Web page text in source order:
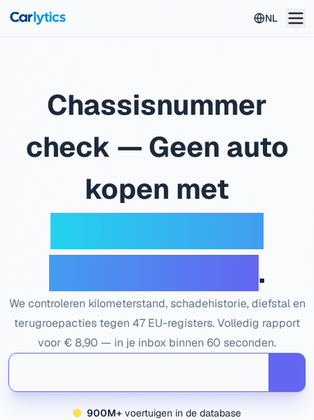
NL
Chassisnummer
check — Geen auto
kopen met
.
We controleren kilometerstand, schadehistorie, diefstal en
terugroepacties tegen 47 EU-registers. Volledig rapport
voor € 8,90 — in je inbox binnen 60 seconden.
900M+ voertuigen in de database